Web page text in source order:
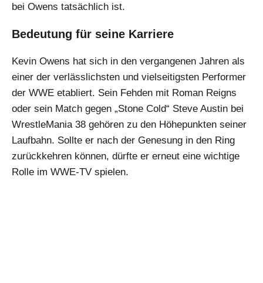
bei Owens tatsächlich ist.
Bedeutung für seine Karriere
Kevin Owens hat sich in den vergangenen Jahren als
einer der verlässlichsten und vielseitigsten Performer
der WWE etabliert. Sein Fehden mit Roman Reigns
oder sein Match gegen „Stone Cold“ Steve Austin bei
WrestleMania 38 gehören zu den Höhepunkten seiner
Laufbahn. Sollte er nach der Genesung in den Ring
zurückkehren können, dürfte er erneut eine wichtige
Rolle im WWE-TV spielen.